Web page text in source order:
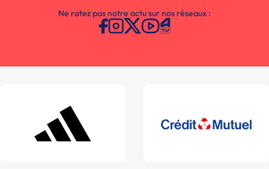
Ne ratez pas notre actu sur nos réseaux :